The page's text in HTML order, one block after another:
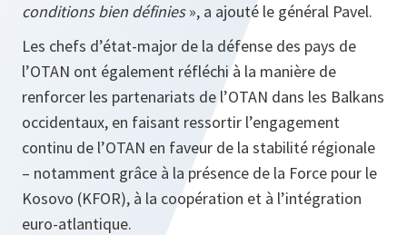
conditions bien définies», a ajouté le général Pavel.
Les chefs d’état-major de la défense des pays de
l’OTAN ont également réfléchi à la manière de
renforcer les partenariats de l’OTAN dans les Balkans
occidentaux, en faisant ressortir l’engagement
continu de l’OTAN en faveur de la stabilité régionale
– notamment grâce à la présence de la Force pour le
Kosovo (KFOR), à la coopération et à l’intégration
euro-atlantique.